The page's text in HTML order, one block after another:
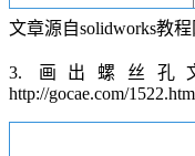
文章源自solidworks教程
3. 画出螺丝孔
http://gocae.com/